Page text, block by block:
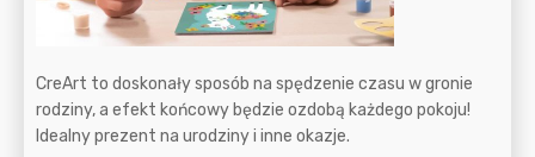
CreArt to doskonały sposób na spędzenie czasu w gronie
rodziny, a efekt końcowy będzie ozdobą każdego pokoju!
Idealny prezent na urodziny i inne okazje.